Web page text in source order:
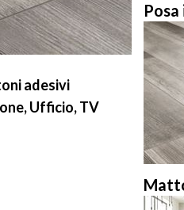
adesivi
Ufficio, TV